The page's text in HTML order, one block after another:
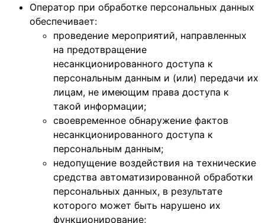
Оператор при обработке персональных данных
обеспечивает:
проведение мероприятий, направленных
на предотвращение
несанкционированного доступа к
персональным данным и (или) передачи их
лицам, не имеющим права доступа к
такой информации;
своевременное обнаружение фактов
несанкционированного доступа к
персональным данным;
недопущение воздействия на технические
средства автоматизированной обработки
персональных данных, в результате
которого может быть нарушено их
функционирование;